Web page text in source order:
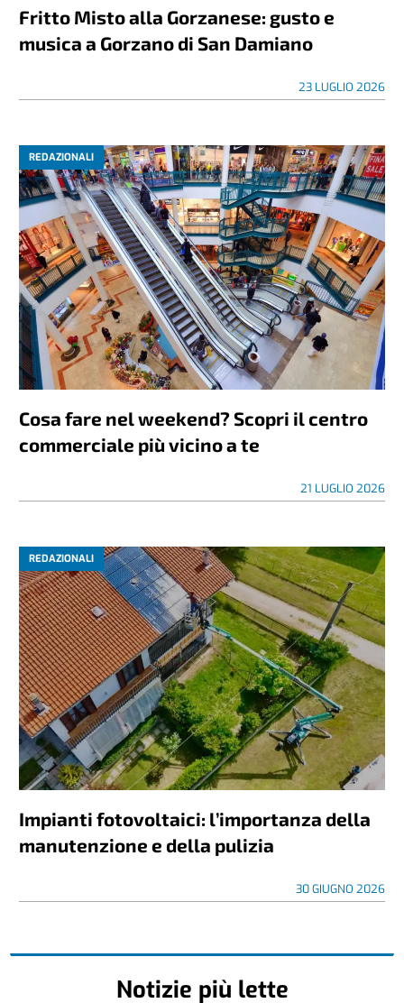
Fritto Misto alla Gorzanese: gusto e
musica a Gorzano di San Damiano
23 LUGLIO 2026
REDAZIONALI
Cosa fare nel weekend? Scopri il centro
commerciale più vicino a te
21 LUGLIO 2026
REDAZIONALI
Impianti fotovoltaici: l’importanza della
manutenzione e della pulizia
30 GIUGNO 2026
Notizie più lette